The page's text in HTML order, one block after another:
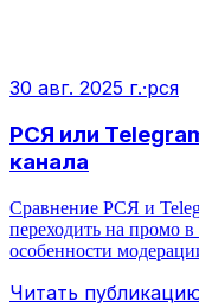
30 авг. 2025 г.·рся
РСЯ или
канала
Сравнение РСЯ и
переходить на промо
особенности
Читать